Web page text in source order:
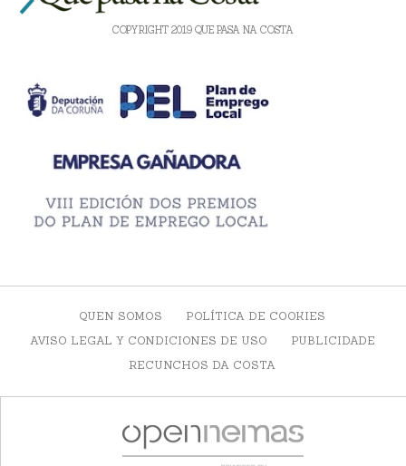
COPYRIGHT 2019 QUE PASA NA COSTA
QUEN SOMOS
POLÍTICA DE COOKIES
AVISO LEGAL Y CONDICIONES DE USO
PUBLICIDADE
RECUNCHOS DA COSTA